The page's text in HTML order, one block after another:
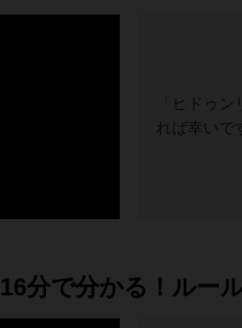
「ヒドゥ
れば幸いで
16分で分かる！ルー